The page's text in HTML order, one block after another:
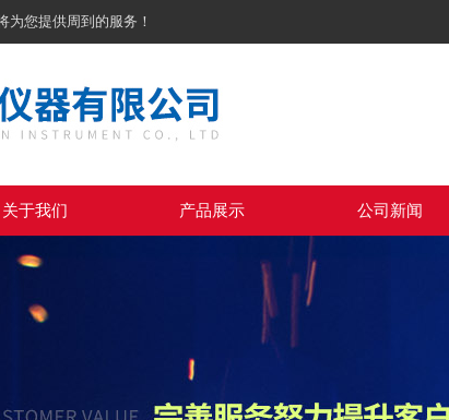
为您提供周到的服务！
关于我们 产品展示 公司新闻